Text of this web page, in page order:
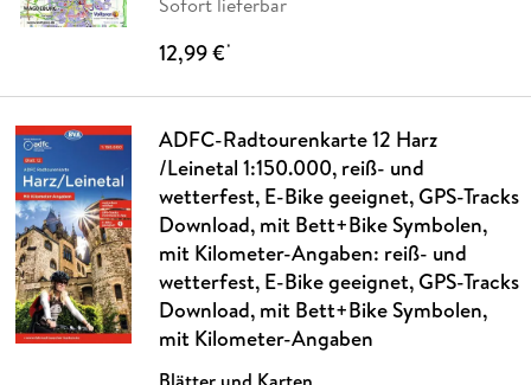
12,99 €*
ADFC-Radtourenkarte 12 Harz
/Leinetal 1:150.000, reiß- und
wetterfest, E-Bike geeignet, GPS-Tracks
Download, mit Bett+Bike Symbolen,
mit Kilometer-Angaben: reiß- und
wetterfest, E-Bike geeignet, GPS-Tracks
Download, mit Bett+Bike Symbolen,
mit Kilometer-Angaben